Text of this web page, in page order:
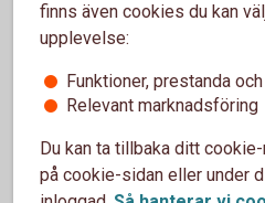
Verksamheten ska
ett specifikt
beskrivningar på
verksamhet anses
kriterierna;
betydande skada.
finns även cookies du kan
upplevelse:
Funktioner, prestanda
Relevant marknadsföring
Du kan ta tillbaka ditt
på cookie-sidan eller under